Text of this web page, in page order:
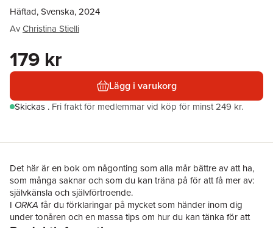
Häftad, Svenska, 2024
AvChristina Stielli
179 kr
Lägg i varukorg
Skickas . Fri frakt för medlemmar vid köp för minst 249 kr.
Det här är en bok om någonting som alla mår bättre av att ha,
som många saknar och som du kan träna på för att få mer av:
självkänsla och självförtroende.
I ORKA får du förklaringar på mycket som händer inom dig
under tonåren och en massa tips om hur du kan tänka för att